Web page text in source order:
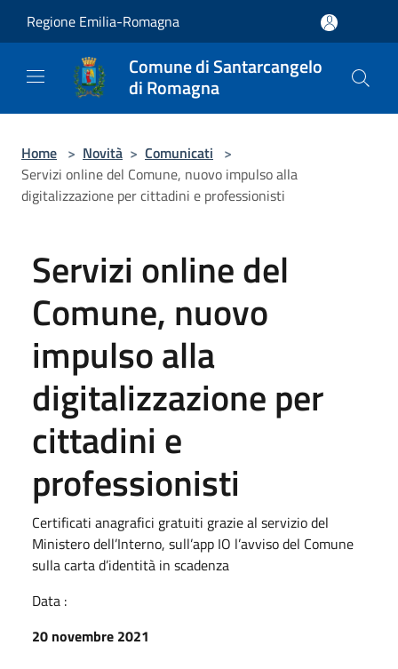
Regione Emilia-Romagna
Comune di Santarcangelo
di Romagna
Home > Novità > Comunicati >
Servizi online del Comune, nuovo impulso alla
digitalizzazione per cittadini e professionisti
Servizi online del
Comune, nuovo
impulso alla
digitalizzazione per
cittadini e
professionisti
Certificati anagrafici gratuiti grazie al servizio del
Ministero dell’Interno, sull’app IO l’avviso del Comune
sulla carta d’identità in scadenza
Data :
20 novembre 2021